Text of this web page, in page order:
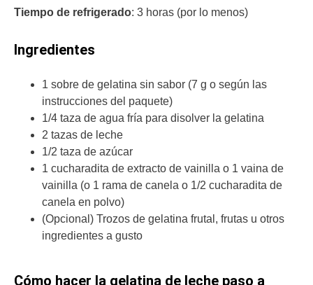
Tiempo de refrigerado: 3 horas (por lo menos)
Ingredientes
1 sobre de gelatina sin sabor (7 g o según las
instrucciones del paquete)
1/4 taza de agua fría para disolver la gelatina
2 tazas de leche
1/2 taza de azúcar
1 cucharadita de extracto de vainilla o 1 vaina de
vainilla (o 1 rama de canela o 1/2 cucharadita de
canela en polvo)
(Opcional) Trozos de gelatina frutal, frutas u otros
ingredientes a gusto
Cómo hacer la gelatina de leche paso a